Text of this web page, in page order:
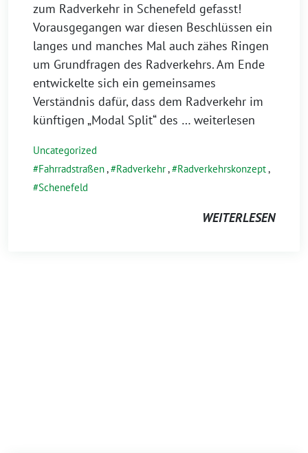
zum Radverkehr in Schenefeld gefasst!
Vorausgegangen war diesen Beschlüssen ein
langes und manches Mal auch zähes Ringen
um Grundfragen des Radverkehrs. Am Ende
entwickelte sich ein gemeinsames
Verständnis dafür, dass dem Radverkehr im
künftigen „Modal Split“ des … weiterlesen
Uncategorized
Fahrradstraßen, Radverkehr, Radverkehrskonzept,
Schenefeld
WEITERLESEN